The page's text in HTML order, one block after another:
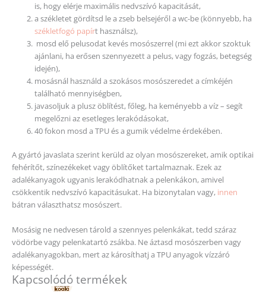
is, hogy elérje maximális nedvszívó kapacitását,
a székletet gördítsd le a zseb belsejéről a wc-be (könnyebb, ha
székletfogó papírt használsz),
mosd elő pelusodat kevés mosószerrel (mi ezt akkor szoktuk
ajánlani, ha erősen szennyezett a pelus, vagy fogzás, betegség
idején),
mosásnál használd a szokásos mosószeredet a címkéjén
található mennyiségben,
javasoljuk a plusz öblítést, főleg, ha keményebb a víz – segít
megelőzni az esetleges lerakódásokat,
40 fokon mosd a TPU és a gumik védelme érdekében.
A gyártó javaslata szerint kerüld az olyan mosószereket, amik optikai
fehérítőt, színezékeket vagy öblítőket tartalmaznak. Ezek az
adalékanyagok ugyanis lerakódhatnak a pelenkákon, amivel
csökkentik nedvszívó kapacitásukat. Ha bizonytalan vagy, innen
bátran választhatsz mosószert.
Mosásig ne nedvesen tárold a szennyes pelenkákat, tedd száraz
vödörbe vagy pelenkatartó zsákba. Ne áztasd mosószerben vagy
adalékanyagokban, mert az károsíthatj a TPU anyagok vízzáró
képességét.
Kapcsolódó termékek